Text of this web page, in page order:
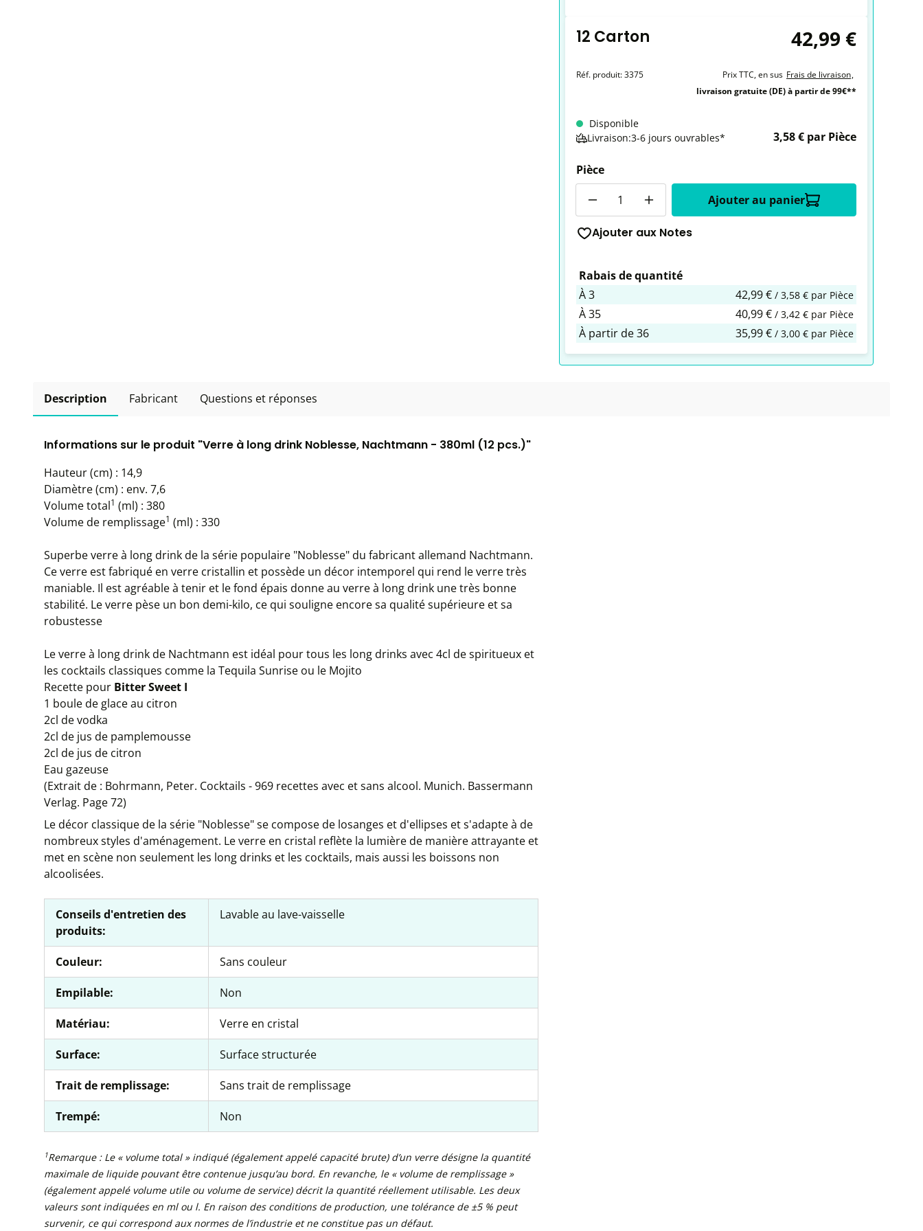
12 Carton 42,99 €
Réf. produit:3375 Prix TTC, en sus Frais de livraison,
livraison gratuite (DE) à partir de 99€**
Disponible
Livraison:3-6 jours ouvrables*
3,58 € par Pièce
Pièce
Ajouter au panier
Ajouter aux Notes
Rabais de quantité
À3 42,99 € / 3,58 € par Pièce
À35 40,99 € / 3,42 € par Pièce
À partir de36 35,99 € / 3,00 € par Pièce
Description Fabricant Questions et réponses
Informations sur le produit "Verre à long drink Noblesse, Nachtmann - 380ml (12 pcs.)"
Hauteur (cm) : 14,9
Diamètre (cm) : env. 7,6
Volume total1 (ml) : 380
Volume de remplissage1 (ml) : 330
Superbe verre à long drink de la série populaire "Noblesse" du fabricant allemand Nachtmann.
Ce verre est fabriqué en verre cristallin et possède un décor intemporel qui rend le verre très
maniable. Il est agréable à tenir et le fond épais donne au verre à long drink une très bonne
stabilité. Le verre pèse un bon demi-kilo, ce qui souligne encore sa qualité supérieure et sa
robustesse
Le verre à long drink de Nachtmann est idéal pour tous les long drinks avec 4cl de spiritueux et
les cocktails classiques comme la Tequila Sunrise ou le Mojito
Recette pour Bitter Sweet I
1 boule de glace au citron
2cl de vodka
2cl de jus de pamplemousse
2cl de jus de citron
Eau gazeuse
(Extrait de : Bohrmann, Peter. Cocktails - 969 recettes avec et sans alcool. Munich. Bassermann
Verlag. Page 72)
Le décor classique de la série "Noblesse" se compose de losanges et d'ellipses et s'adapte à de
nombreux styles d'aménagement. Le verre en cristal reflète la lumière de manière attrayante et
met en scène non seulement les long drinks et les cocktails, mais aussi les boissons non
alcoolisées.
Conseils d'entretien des
produits:
Lavable au lave-vaisselle
Couleur: Sans couleur
Empilable: Non
Matériau: Verre en cristal
Surface: Surface structurée
Trait de remplissage: Sans trait de remplissage
Trempé: Non
1Remarque : Le « volume total » indiqué (également appelé capacité brute) d’un verre désigne la quantité
maximale de liquide pouvant être contenue jusqu’au bord. En revanche, le « volume de remplissage »
(également appelé volume utile ou volume de service) décrit la quantité réellement utilisable. Les deux
valeurs sont indiquées en ml ou l. En raison des conditions de production, une tolérance de ±5 % peut
survenir, ce qui correspond aux normes de l’industrie et ne constitue pas un défaut.